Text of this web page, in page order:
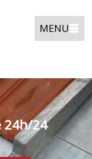
MENU
24h/24